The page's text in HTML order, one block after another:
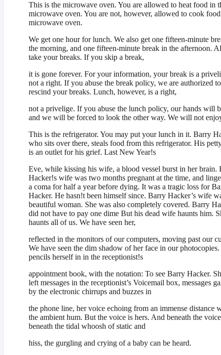
This is the microwave oven. You are allowed to heat food in
microwave oven. You are not, however, allowed to cook
microwave oven.
We get one hour for lunch. We also get one fifteen-minute
the morning, and one fifteen-minute break in the afternoon.
take your breaks. If you skip a break,
it is gone forever. For your information, your break is a
not a right. If you abuse the break policy, we are authorized to
rescind your breaks. Lunch, however, is a right,
not a privelige. If you abuse the lunch policy, our hands will
and we will be forced to look the other way. We will not
This is the refrigerator. You may put your lunch in it. Barry
who sits over there, steals food from this refrigerator. His
is an outlet for his grief. Last New Year!s
Eve, while kissing his wife, a blood vessel burst in her brain.
Hacker!s wife was two months pregnant at the time, and
a coma for half a year before dying. It was a tragic loss for
Hacker. He hasn!t been himself since. Barry Hacker’s wife
beautiful woman. She was also completely covered. Barry
did not have to pay one dime But his dead wife haunts him.
haunts all of us. We have seen her,
reflected in the monitors of our computers, moving past our
We have seen the dim shadow of her face in our photocopies.
pencils herself in in the receptionist!s
appointment book, with the notation: To see Barry Hacker.
left messages in the receptionist’s Voicemail box, messages
by the electronic chirrups and buzzes in
the phone line, her voice echoing from an immense distance
the ambient hum. But the voice is hers. And beneath the
beneath the tidal whoosh of static and
hiss, the gurgling and crying of a baby can be heard.